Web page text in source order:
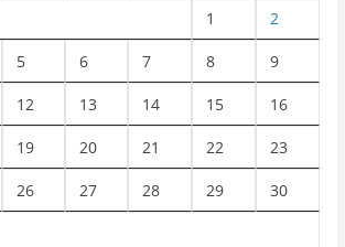
1 2
5 6 7 8 9
12 13 14 15 16
19 20 21 22 23
26 27 28 29 30